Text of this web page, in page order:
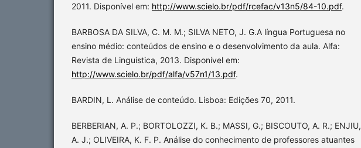
2011. Disponível em: http://www.scielo.br/pdf/rcefac/v13n5/84-10.pdf.
BARBOSA DA SILVA, C. M. M.; SILVA NETO, J. G.A língua Portuguesa no
ensino médio: conteúdos de ensino e o desenvolvimento da aula. Alfa:
Revista de Linguística, 2013. Disponível em:
http://www.scielo.br/pdf/alfa/v57n1/13.pdf.
BARDIN, L. Análise de conteúdo. Lisboa: Edições 70, 2011.
BERBERIAN, A. P.; BORTOLOZZI, K. B.; MASSI, G.; BISCOUTO, A. R.; ENJIU,
A. J.; OLIVEIRA, K. F. P. Análise do conhecimento de professores atuantes